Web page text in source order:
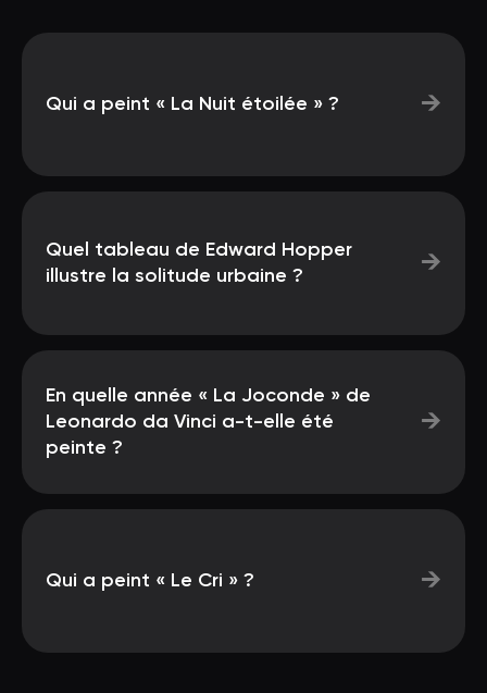
Qui a peint « La Nuit étoilée » ? →
Quel tableau de Edward Hopper
illustre la solitude urbaine ?
→
En quelle année « La Joconde » de
Leonardo da Vinci a-t-elle été
peinte ?
→
Qui a peint « Le Cri » ? →